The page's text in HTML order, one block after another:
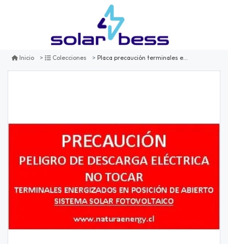
Inicio Colecciones Placa precaución terminales energizados en posición abierto